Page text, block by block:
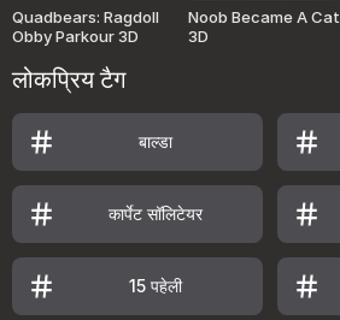
Quadbears: Ragdoll
Obby Parkour 3D
Noob Became A Cat
3D
लोकप्रिय टैग
बाल्डा
कार्पेट सॉलिटेयर
15 पहेली